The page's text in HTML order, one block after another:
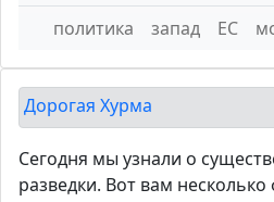
политика запад ЕС
Дорогая Хурма
Сегодня мы узнали о
разведки. Вот вам несколько